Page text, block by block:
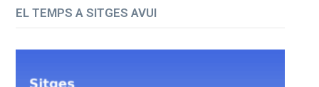
EL TEMPS A SITGES AVUI